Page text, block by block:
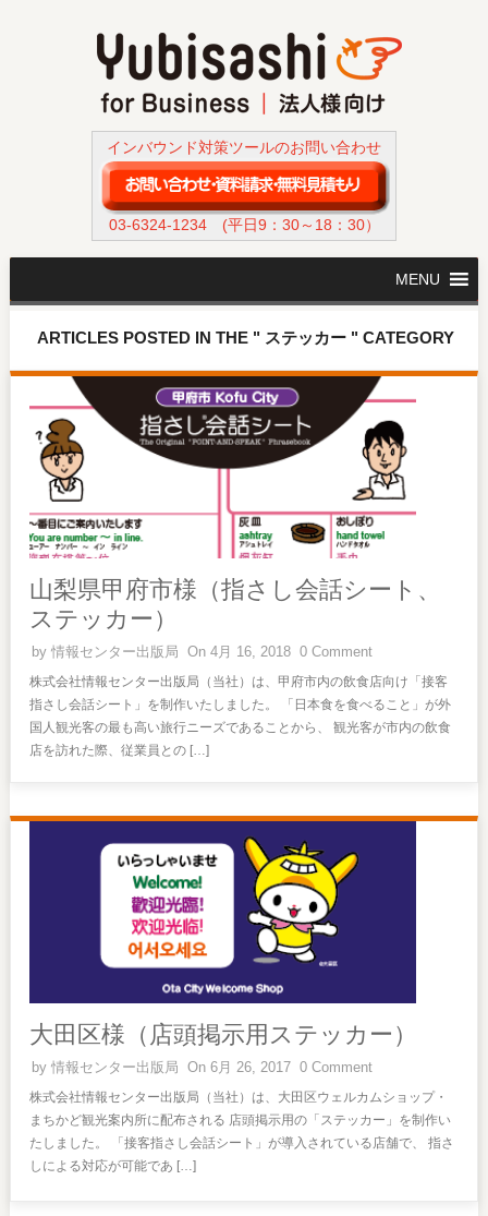
インバウンド対策ツールのお問い合わせ
03-6324-1234(平日9：30～18：30）
MENU
ARTICLES POSTED IN THE " ステッカー " CATEGORY
山梨県甲府市様（指さし会話シート、
ステッカー）
by情報センター出版局 On 4月 16, 2018 0 Comment
株式会社情報センター出版局（当社）は、甲府市内の飲食店向け「接客
指さし会話シート」を制作いたしました。 「日本食を食べること」が外
国人観光客の最も高い旅行ニーズであることから、 観光客が市内の飲食
店を訪れた際、従業員との […]
大田区様（店頭掲示用ステッカー）
by情報センター出版局 On 6月 26, 2017 0 Comment
株式会社情報センター出版局（当社）は、大田区ウェルカムショップ・
まちかど観光案内所に配布される 店頭掲示用の「ステッカー」を制作い
たしました。 「接客指さし会話シート」が導入されている店舗で、 指さ
しによる対応が可能であ […]